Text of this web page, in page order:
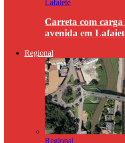
Lafaiete
Carreta com
avenida em
Regional
Regional